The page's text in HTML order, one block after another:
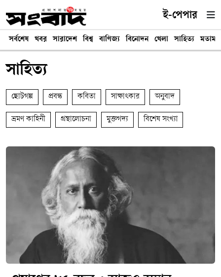
ই-পেপার
সর্বশেষ খবর সারাদেশ বিশ্ব বাণিজ্য বিনোদন খেলা সাহিত্য মতামত
সাহিত্য
ছোটগল্প প্রবন্ধ কবিতা সাক্ষাৎকার অনুবাদ
ভ্রমণ কাহিনী গ্রন্থালোচনা মুক্তগদ্য বিশেষ সংখ্যা